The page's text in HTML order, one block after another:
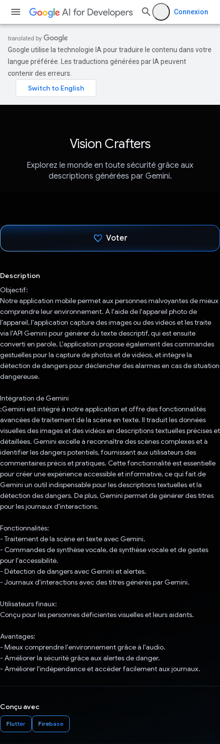
Connexion
Google utilise la technologie IA pour traduire le contenu dans votre
langue préférée. Les traductions générées par IA peuvent
contenir des erreurs.
Vision Crafters
Explorez le monde en toute sécurité grâce aux
descriptions générées par Gemini.
Voter
Description
Objectif:
Notre application mobile permet aux personnes malvoyantes de mieux
comprendre leur environnement. À l'aide de l'appareil photo de
l'appareil, l'application capture des images ou des vidéos et les traite
via l'API Gemini pour générer du texte descriptif, qui est ensuite
converti en parole. L'application propose également des commandes
gestuelles pour la capture de photos et de vidéos, et intègre la
détection de dangers pour déclencher des alarmes en cas de situation
dangereuse.
Intégration de Gemini
:Gemini est intégré à notre application et offre des fonctionnalités
avancées de traitement de la scène en texte. Il traduit les données
visuelles des images et des vidéos en descriptions textuelles précises et
détaillées. Gemini excelle à reconnaître des scènes complexes et à
identifier les dangers potentiels, fournissant aux utilisateurs des
commentaires précis et pratiques. Cette fonctionnalité est essentielle
pour créer une expérience accessible et informative, ce qui fait de
Gemini un outil indispensable pour les descriptions textuelles et la
détection des dangers. De plus, Gemini permet de générer des titres
pour les journaux d'interactions.
Fonctionnalités:
- Traitement de la scène en texte avec Gemini.
- Commandes de synthèse vocale, de synthèse vocale et de gestes
pour l'accessibilité.
- Détection de dangers avec Gemini et alertes.
- Journaux d'interactions avec des titres générés par Gemini.
Utilisateurs finaux:
Conçu pour les personnes déficientes visuelles et leurs aidants.
Avantages:
- Mieux comprendre l'environnement grâce à l'audio.
- Améliorer la sécurité grâce aux alertes de danger.
- Améliorer l'indépendance et accéder facilement aux journaux.
Conçu avec
Flutter Firebase